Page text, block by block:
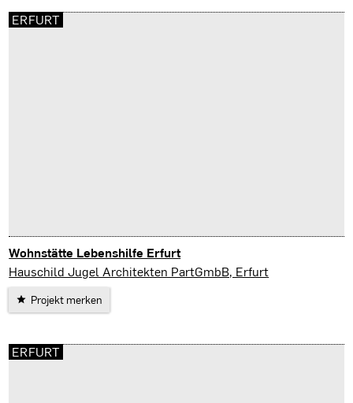
Wohnstätte Lebenshilfe Erfurt
Erfurt
Hauschild Jugel Architekten PartGmbB, Erfurt
Projekt merken
ERFURT
ERFURT